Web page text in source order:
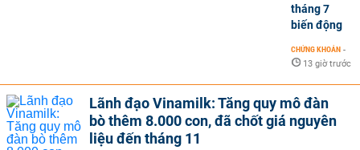
tháng 7
biến động
CHỨNG KHOÁN -
13 giờ trước
Lãnh đạo Vinamilk: Tăng quy mô đàn
bò thêm 8.000 con, đã chốt giá nguyên
liệu đến tháng 11